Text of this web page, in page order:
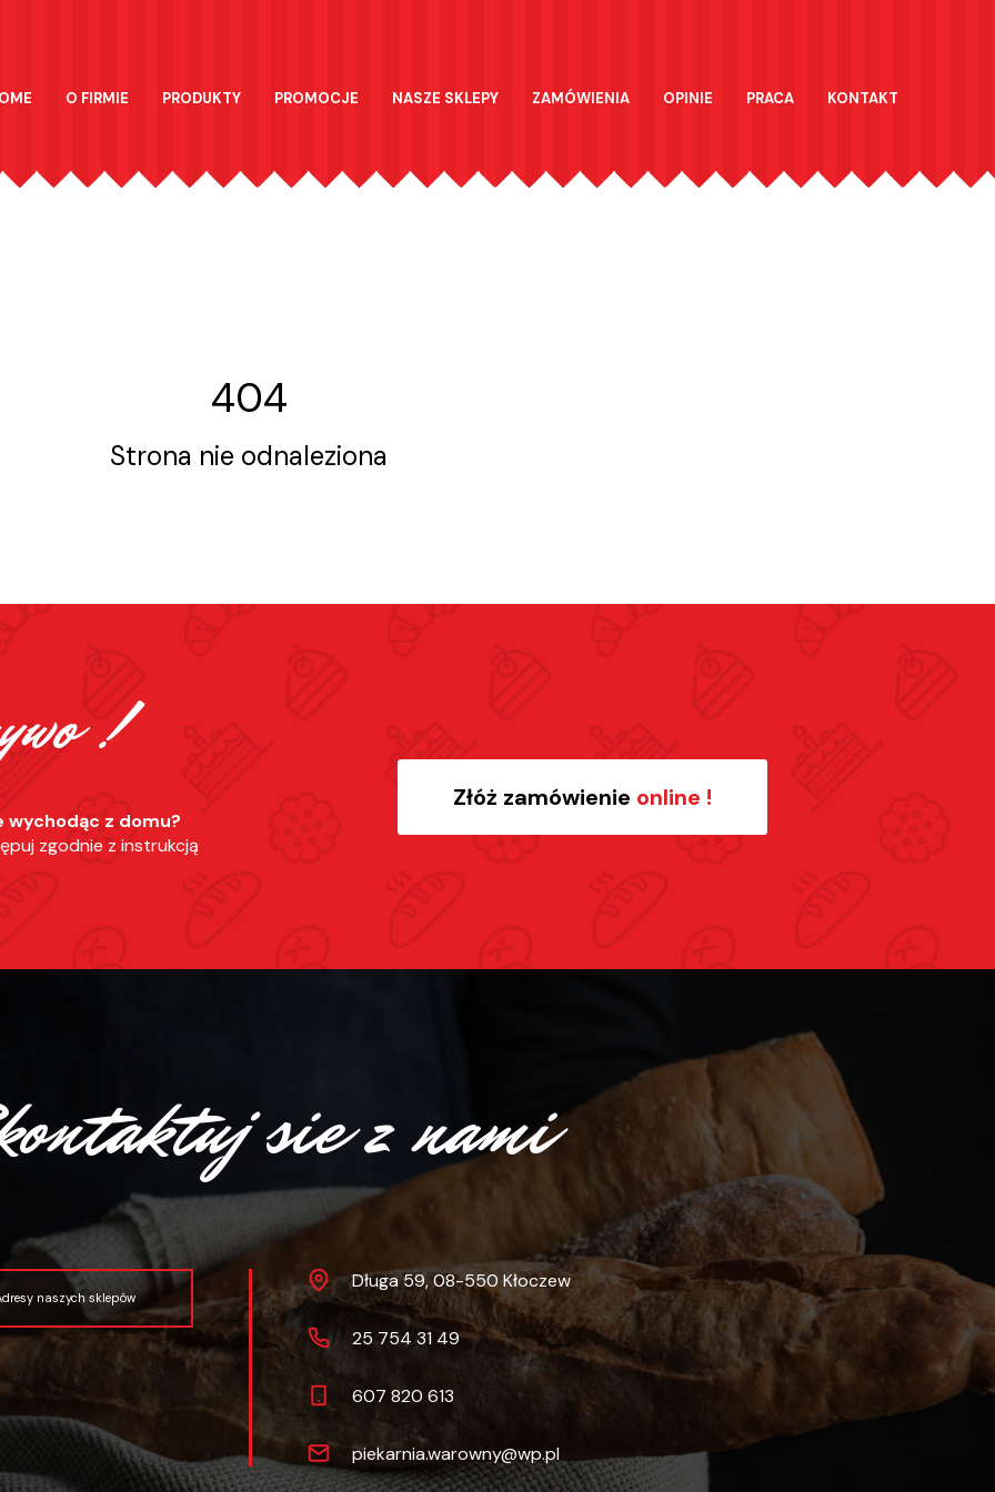
O FIRMIE PRODUKTY PROMOCJE NASZE SKLEPY ZAMÓWIENIA OPINIE PRACA KONTAKT
404
Strona nie odnaleziona
!
wychodąc z domu?
zgodnie z instrukcją
Złóż zamówienie online !
sie z nami
naszych sklepów
Długa 59, 08-550 Kłoczew
25 754 31 49
607 820 613
piekarnia.warowny@wp.pl